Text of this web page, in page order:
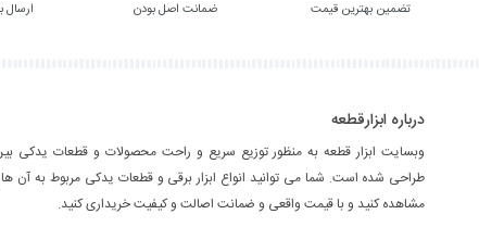
تضمین بهترین قیمت ضمانت اصل بودن ارسال
درباره ابزارقطعه
وبسایت ابزار قطعه به منظور توزیع سریع و راحت محصولات و قطعات یدکی بین
طراحی شده است. شما می توانید انواع ابزار برقی و قطعات یدکی مربوط به آن ها
مشاهده کنید و با قیمت واقعی و ضمانت اصالت و کیفیت خریداری کنید.